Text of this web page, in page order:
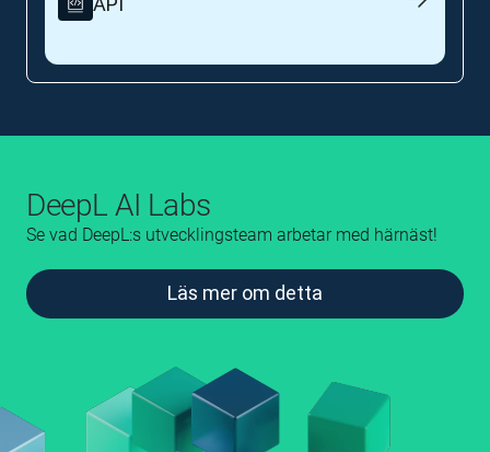
DeepL AI Labs
Se vad DeepL:s utvecklingsteam arbetar med härnäst!
Läs mer om detta